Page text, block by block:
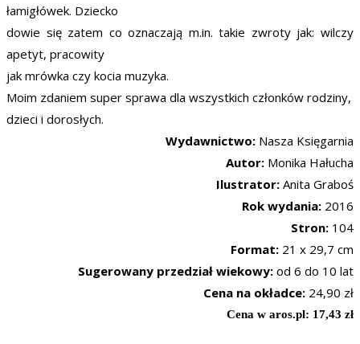
łamigłówek. Dziecko
dowie się zatem co oznaczają m.in. takie zwroty jak: wilczy
apetyt, pracowity
jak mrówka czy kocia muzyka.
Moim zdaniem super sprawa dla wszystkich członków rodziny,
dzieci i dorosłych.
Wydawnictwo: Nasza Księgarnia
Autor: Monika Hałucha
Ilustrator: Anita Graboś
Rok wydania: 2016
Stron: 104
Format: 21 x 29,7 cm
Sugerowany przedział wiekowy: od 6 do 10 lat
Cena na okładce: 24,90 zł
Cena w aros.pl: 17,43 zł